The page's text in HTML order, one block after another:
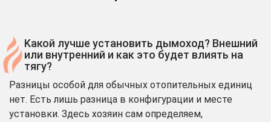
Kакой лучше установить дымоход? Внешний
или внутренний и как это будет влиять на
тягу?
Разницы особой для обычных отопительных единиц
нет. Есть лишь разница в конфигурации и месте
установки. Здесь хозяин сам определяем,